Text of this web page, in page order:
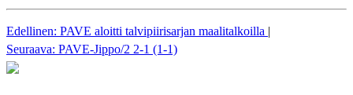
Edellinen: PAVE aloitti talvipiirisarjan maalitalkoilla |
Seuraava: PAVE-Jippo/2 2-1 (1-1)